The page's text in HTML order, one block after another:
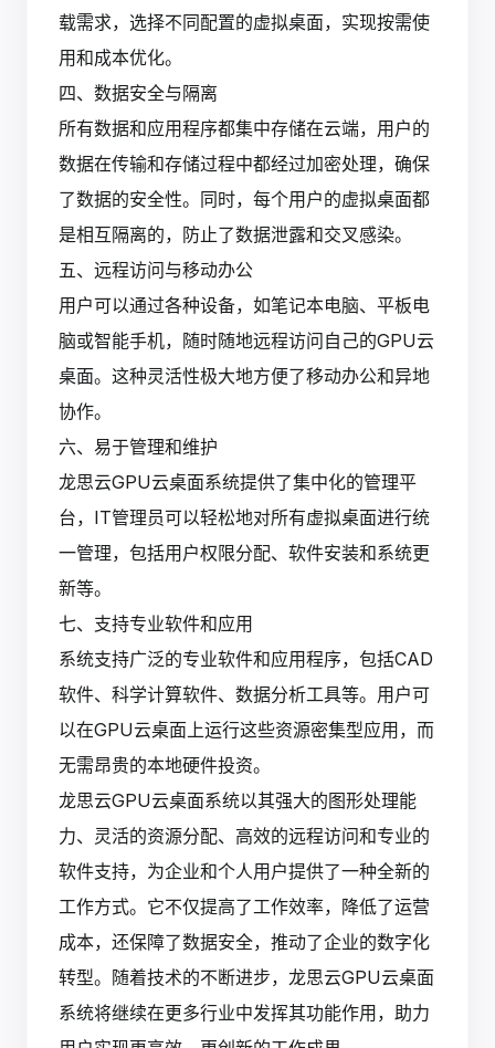
载需求，选择不同配置的虚拟桌面，实现按需使
用和成本优化。
四、数据安全与隔离
所有数据和应用程序都集中存储在云端，用户的
数据在传输和存储过程中都经过加密处理，确保
了数据的安全性。同时，每个用户的虚拟桌面都
是相互隔离的，防止了数据泄露和交叉感染。
五、远程访问与移动办公
用户可以通过各种设备，如笔记本电脑、平板电
脑或智能手机，随时随地远程访问自己的GPU云
桌面。这种灵活性极大地方便了移动办公和异地
协作。
六、易于管理和维护
龙思云GPU云桌面系统提供了集中化的管理平
台，IT管理员可以轻松地对所有虚拟桌面进行统
一管理，包括用户权限分配、软件安装和系统更
新等。
七、支持专业软件和应用
系统支持广泛的专业软件和应用程序，包括CAD
软件、科学计算软件、数据分析工具等。用户可
以在GPU云桌面上运行这些资源密集型应用，而
无需昂贵的本地硬件投资。
龙思云GPU云桌面系统以其强大的图形处理能
力、灵活的资源分配、高效的远程访问和专业的
软件支持，为企业和个人用户提供了一种全新的
工作方式。它不仅提高了工作效率，降低了运营
成本，还保障了数据安全，推动了企业的数字化
转型。随着技术的不断进步，龙思云GPU云桌面
系统将继续在更多行业中发挥其功能作用，助力